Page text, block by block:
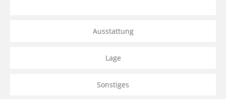
Ausstattung
Lage
Sonstiges